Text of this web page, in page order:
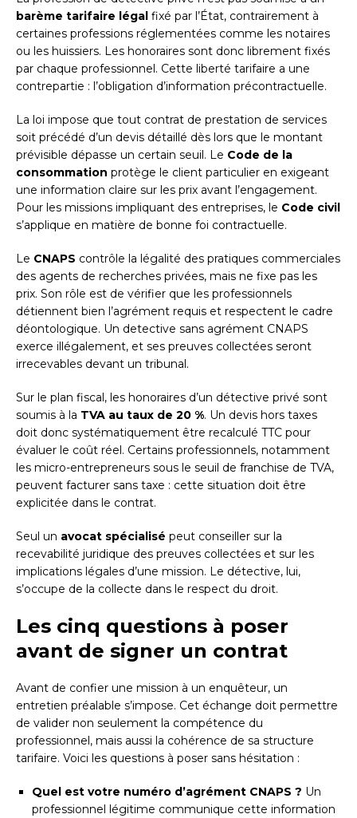
barème tarifaire légal fixé par l’État, contrairement à
certaines professions réglementées comme les notaires
ou les huissiers. Les honoraires sont donc librement fixés
par chaque professionnel. Cette liberté tarifaire a une
contrepartie : l’obligation d’information précontractuelle.
La loi impose que tout contrat de prestation de services
soit précédé d’un devis détaillé dès lors que le montant
prévisible dépasse un certain seuil. Le Code de la
consommation protège le client particulier en exigeant
une information claire sur les prix avant l’engagement.
Pour les missions impliquant des entreprises, le Code civil
s’applique en matière de bonne foi contractuelle.
Le CNAPS contrôle la légalité des pratiques commerciales
des agents de recherches privées, mais ne fixe pas les
prix. Son rôle est de vérifier que les professionnels
détiennent bien l’agrément requis et respectent le cadre
déontologique. Un detective sans agrément CNAPS
exerce illégalement, et ses preuves collectées seront
irrecevables devant un tribunal.
Sur le plan fiscal, les honoraires d’un détective privé sont
soumis à la TVA au taux de 20 %. Un devis hors taxes
doit donc systématiquement être recalculé TTC pour
évaluer le coût réel. Certains professionnels, notamment
les micro-entrepreneurs sous le seuil de franchise de TVA,
peuvent facturer sans taxe : cette situation doit être
explicitée dans le contrat.
Seul un avocat spécialisé peut conseiller sur la
recevabilité juridique des preuves collectées et sur les
implications légales d’une mission. Le détective, lui,
s’occupe de la collecte dans le respect du droit.
Les cinq questions à poser
avant de signer un contrat
Avant de confier une mission à un enquêteur, un
entretien préalable s’impose. Cet échange doit permettre
de valider non seulement la compétence du
professionnel, mais aussi la cohérence de sa structure
tarifaire. Voici les questions à poser sans hésitation :
Quel est votre numéro d’agrément CNAPS ? Un
professionnel légitime communique cette information